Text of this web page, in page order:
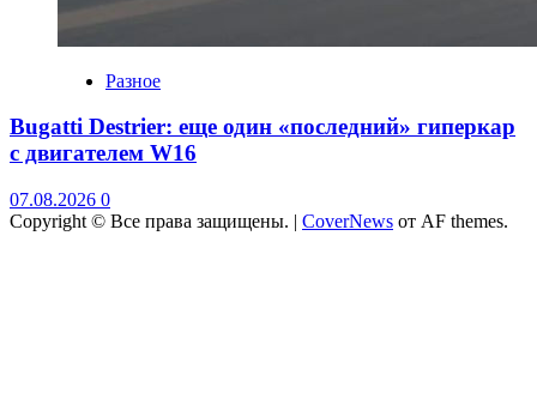
Разное
Bugatti Destrier: еще один «последний» гиперкар
с двигателем W16
07.08.2026 0
Copyright © Все права защищены. | CoverNews от AF themes.